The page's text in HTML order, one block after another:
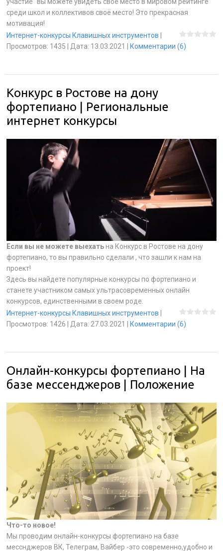
среди школ и коллективов своё место! Это прекрасная
мотивация!
Интернет-конкурсы Клавишных инструментов |
Просмотров: 1435 | Дата: 13.03.2021 | Комментарии (6)
Конкурс в Ростове на дону
фортепиано | Региональные
интернет конкурсы
Если вы не можете выехатьна Конкурс в Ростове на дону
фортепиано, то вы правильно сделали , что зашли к нам на
проект!
Здесь вы найдете популярные конкурсы по фортепиано и
станете участником самых ультрасовременных онлайн
конкурсов, единственными в своем роде.
Интернет-конкурсы Клавишных инструментов
Просмотров: 1426 Дата: 27.03.2021 Комментарии (6)
Онлайн-конкурсы фортепиано | На
базе мессенджеров | Положение
Что-то новое!
Мы проводим онлайн-конкурсы фортепиано на базе
месснджеров ВК, Телеграм, Вайбер -это современно,удобно и